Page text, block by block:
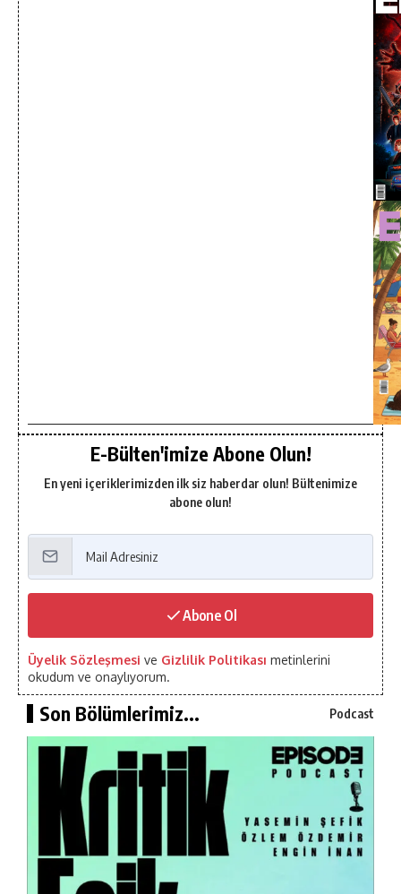
E-Bülten'imize Abone Olun!
En yeni içeriklerimizden ilk siz haberdar olun! Bültenimize
abone olun!
Abone Ol
Üyelik Sözleşmesi ve Gizlilik Politikası metinlerini
okudum ve onaylıyorum.
Son Bölümlerimiz... Podcast